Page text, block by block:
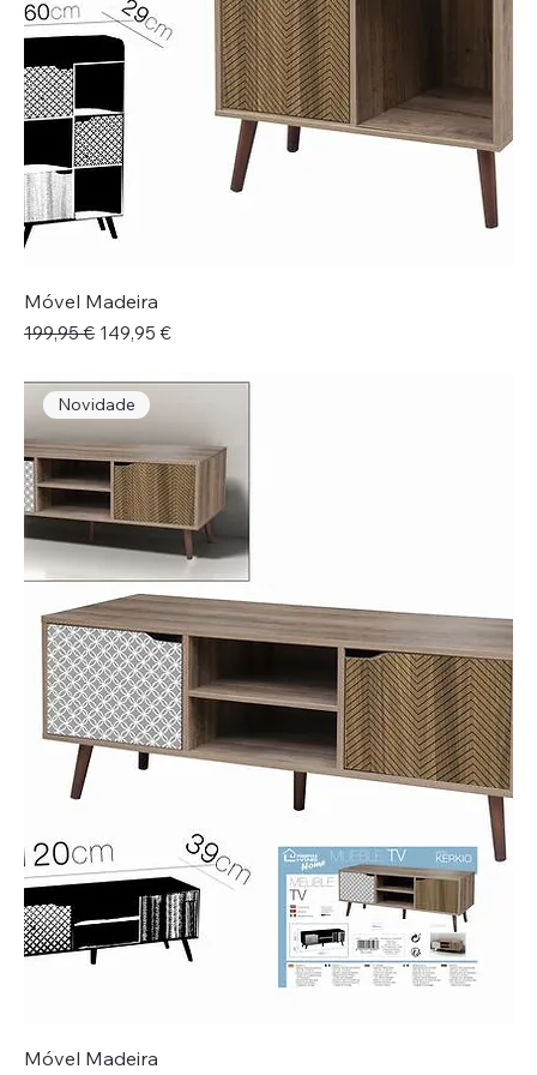
Móvel Madeira
Preço normal
199,95 € Preço promocional
149,95 €
Novidade
Móvel Madeira